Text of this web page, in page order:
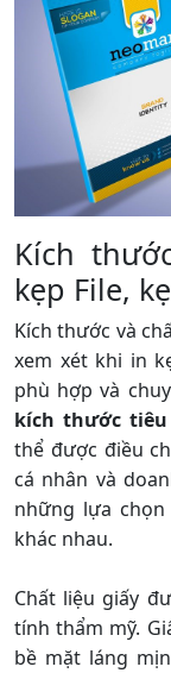
Kích
kẹp File,
Kích thước và
xem xét khi in
phù hợp và
kích thước tiêu
thể được điều
cá nhân và
những lựa
khác nhau.
Chất liệu giấy
tính thẩm mỹ.
bề mặt láng